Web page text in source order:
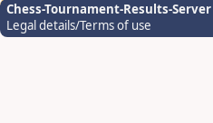
Chess-Tournament-Results-Server
Legal details/Terms of use